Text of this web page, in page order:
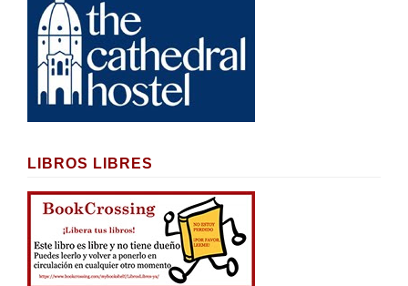
LIBROS LIBRES